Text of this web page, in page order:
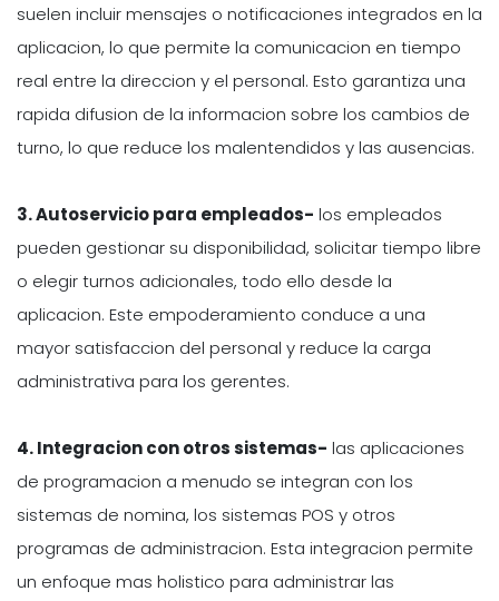
suelen incluir mensajes o notificaciones integrados en la
aplicacion, lo que permite la comunicacion en tiempo
real entre la direccion y el personal. Esto garantiza una
rapida difusion de la informacion sobre los cambios de
turno, lo que reduce los malentendidos y las ausencias.
3. Autoservicio para empleados- los empleados
pueden gestionar su disponibilidad, solicitar tiempo libre
o elegir turnos adicionales, todo ello desde la
aplicacion. Este empoderamiento conduce a una
mayor satisfaccion del personal y reduce la carga
administrativa para los gerentes.
4. Integracion con otros sistemas- las aplicaciones
de programacion a menudo se integran con los
sistemas de nomina, los sistemas POS y otros
programas de administracion. Esta integracion permite
un enfoque mas holistico para administrar las